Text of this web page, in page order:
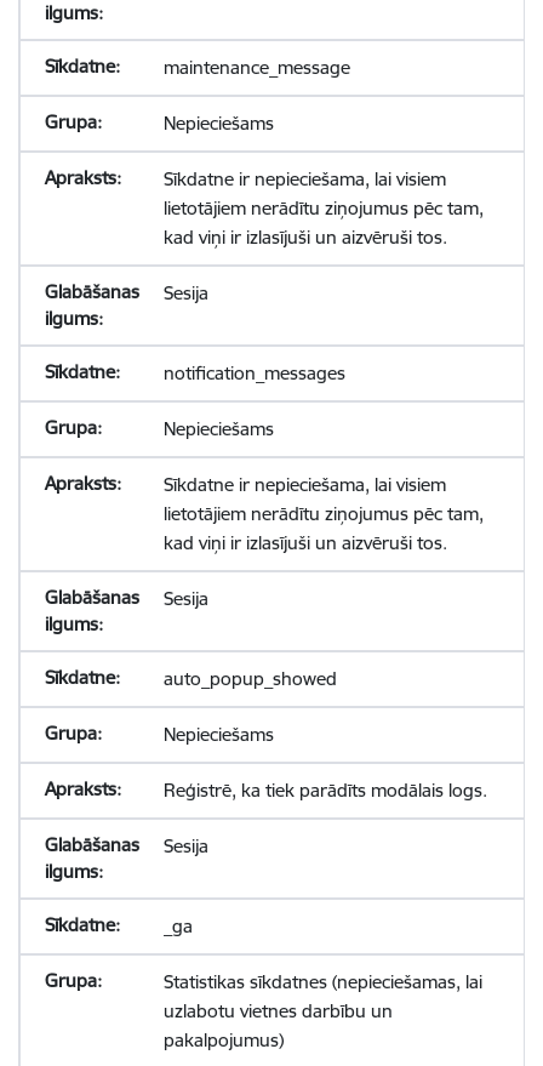
maintenance_message
Nepieciešams
Sīkdatne ir nepieciešama, lai visiem
lietotājiem nerādītu ziņojumus pēc tam,
kad viņi ir izlasījuši un aizvēruši tos.
Sesija
notification_messages
Nepieciešams
Sīkdatne ir nepieciešama, lai visiem
lietotājiem nerādītu ziņojumus pēc tam,
kad viņi ir izlasījuši un aizvēruši tos.
Sesija
auto_popup_showed
Nepieciešams
Reģistrē, ka tiek parādīts modālais logs.
Sesija
_ga
Statistikas sīkdatnes (nepieciešamas, lai
uzlabotu vietnes darbību un
pakalpojumus)